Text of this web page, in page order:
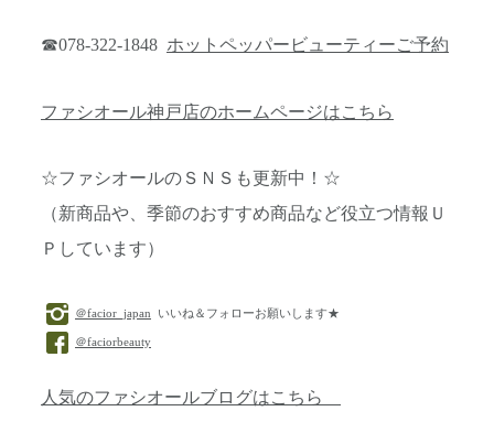
☎078-322-1848 ホットペッパービューティーご予約
ファシオール神戸店のホームページはこちら
☆ファシオールのＳＮＳも更新中！☆
（新商品や、季節のおすすめ商品など役立つ情報Ｕ
Ｐしています）
＠facior_japan いいね＆フォローお願いします★
＠faciorbeauty
人気のファシオールブログはこちら